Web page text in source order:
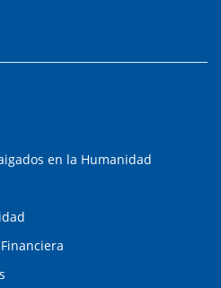
en la Humanidad